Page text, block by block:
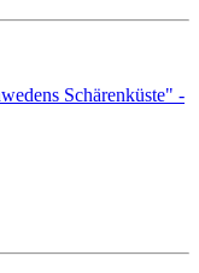
Schärenküste" -